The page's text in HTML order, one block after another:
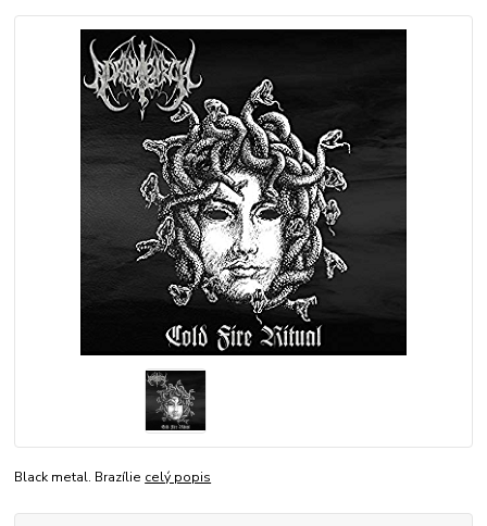
Black metal. Brazílie celý popis